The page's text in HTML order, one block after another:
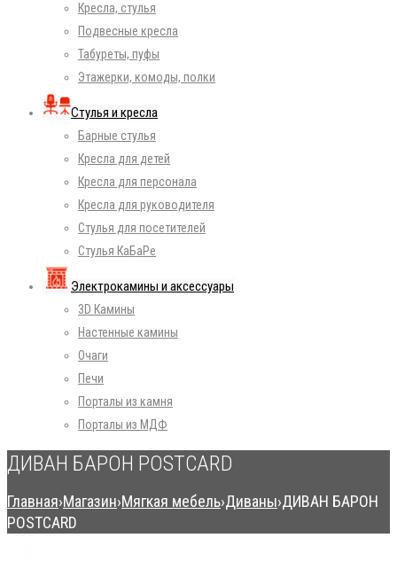
Кресла, стулья
Подвесные кресла
Табуреты, пуфы
Этажерки, комоды, полки
Стулья и кресла
Барные стулья
Кресла для детей
Кресла для персонала
Кресла для руководителя
Стулья для посетителей
Стулья КаБаРе
Электрокамины и аксессуары
3D Камины
Настенные камины
Очаги
Печи
Порталы из камня
Порталы из МДФ
ДИВАН БАРОН POSTCARD
Главная›Магазин›Мягкая мебель›Диваны›ДИВАН БАРОН
POSTCARD